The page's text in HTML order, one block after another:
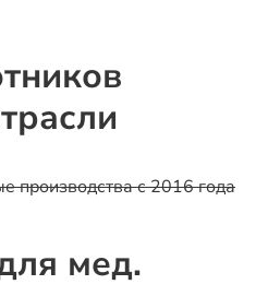
производства с 2016 года
мед.